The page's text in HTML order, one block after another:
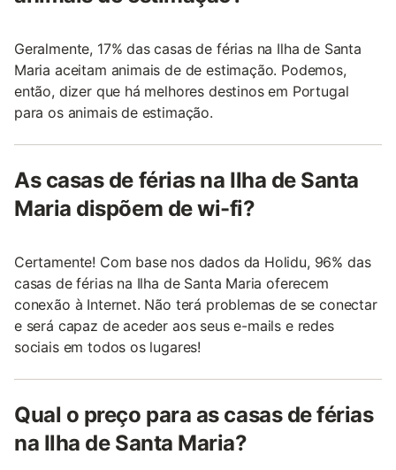
Geralmente, 17% das casas de férias na Ilha de Santa
Maria aceitam animais de de estimação. Podemos,
então, dizer que há melhores destinos em Portugal
para os animais de estimação.
As casas de férias na Ilha de Santa
Maria dispõem de wi-fi?
Certamente! Com base nos dados da Holidu, 96% das
casas de férias na Ilha de Santa Maria oferecem
conexão à Internet. Não terá problemas de se conectar
e será capaz de aceder aos seus e-mails e redes
sociais em todos os lugares!
Qual o preço para as casas de férias
na Ilha de Santa Maria?